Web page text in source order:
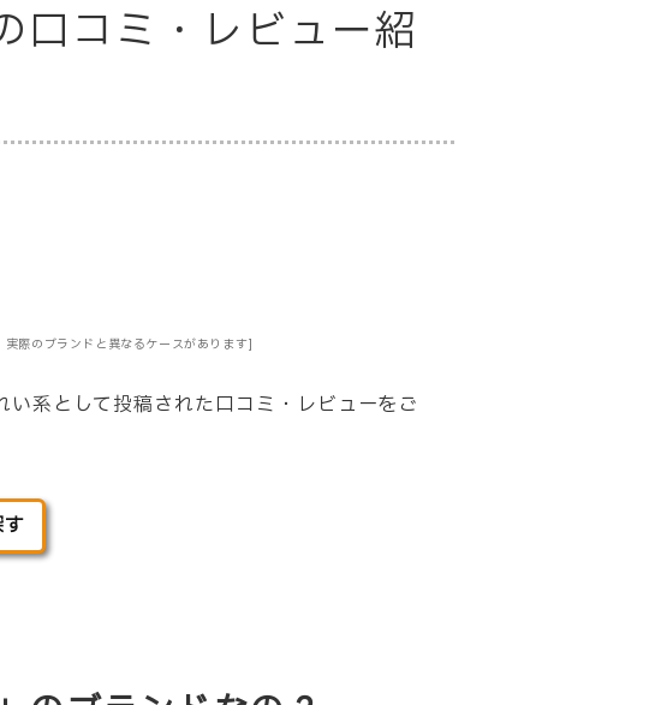
コミ・レビュー紹
際のブランドと異なるケースがあります]
系として投稿された口コミ・レビューをご